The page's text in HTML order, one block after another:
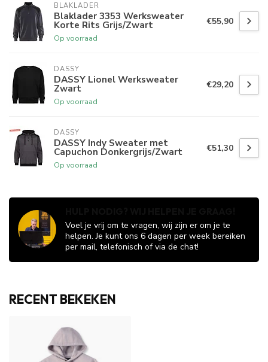
BLAKLADER
Blaklader 3353 Werksweater
Korte Rits Grijs/Zwart
Op voorraad
€55,90
DASSY
DASSY Lionel Werksweater
Zwart
Op voorraad
€29,20
DASSY
DASSY Indy Sweater met
Capuchon Donkergrijs/Zwart
Op voorraad
€51,30
Voel je vrij om te vragen, wij zijn er om je te
helpen. Je kunt ons 6 dagen per week bereiken
per mail, telefonisch of via de chat!
RECENT BEKEKEN